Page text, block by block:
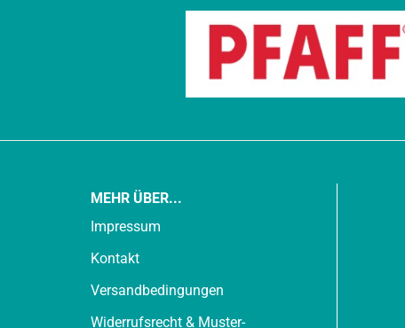
MEHR ÜBER...
Impressum
Kontakt
Versandbedingungen
Widerrufsrecht & Muster-